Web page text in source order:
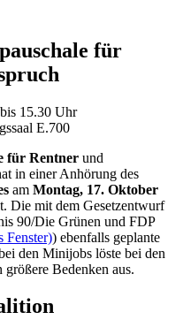
für
15.30 Uhr
E.700
für Rentner und
in einer Anhörung des
am Montag, 17. Oktober
Die mit dem Gesetzentwurf
90/Die Grünen und FDP
Fenster)) ebenfalls geplante
den Minijobs löste bei den
größere Bedenken aus.